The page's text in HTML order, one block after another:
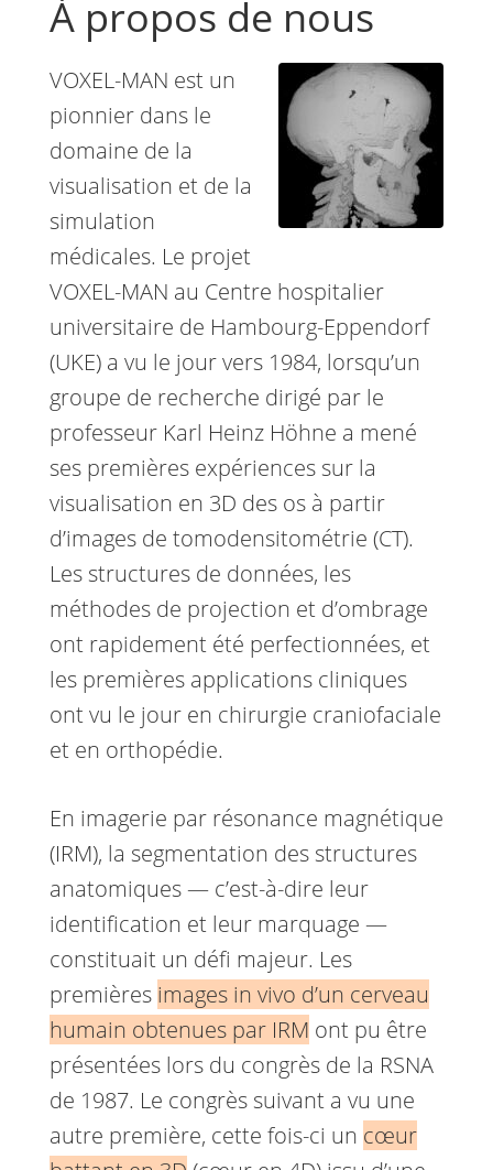
À propos de nous
VOXEL-MAN est un
pionnier dans le
domaine de la
visualisation et de la
simulation
médicales. Le projet
VOXEL-MAN au Centre hospitalier
universitaire de Hambourg-Eppendorf
(UKE) a vu le jour vers 1984, lorsqu’un
groupe de recherche dirigé par le
professeur Karl Heinz Höhne a mené
ses premières expériences sur la
visualisation en 3D des os à partir
d’images de tomodensitométrie (CT).
Les structures de données, les
méthodes de projection et d’ombrage
ont rapidement été perfectionnées, et
les premières applications cliniques
ont vu le jour en chirurgie craniofaciale
et en orthopédie.
En imagerie par résonance magnétique
(IRM), la segmentation des structures
anatomiques — c’est-à-dire leur
identification et leur marquage —
constituait un défi majeur. Les
premières images in vivo d’un cerveau
humain obtenues par IRM ont pu être
présentées lors du congrès de la RSNA
de 1987. Le congrès suivant a vu une
autre première, cette fois-ci un cœur